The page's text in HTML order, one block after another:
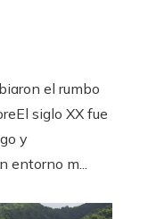
el rumbo
siglo XX fue
y
entorno m...